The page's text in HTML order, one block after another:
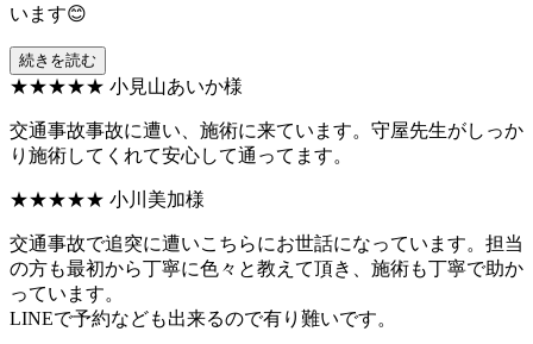
います😊
続きを読む
★★★★★ 小見山あいか様
交通事故事故に遭い、施術に来ています。守屋先生がしっか
り施術してくれて安心して通ってます。
★★★★★ 小川美加様
交通事故で追突に遭いこちらにお世話になっています。担当
の方も最初から丁寧に色々と教えて頂き、施術も丁寧で助か
っています。
LINEで予約なども出来るので有り難いです。